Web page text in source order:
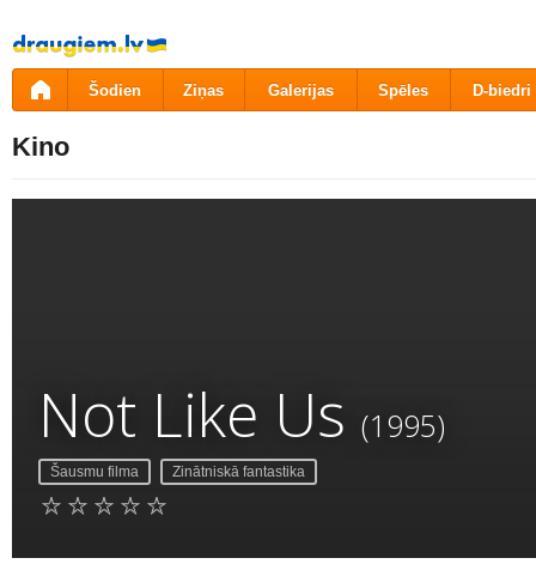
Pāriet
uz
saturu
Šodien Ziņas Galerijas Spēles D-biedri
Kino
Not Like Us (1995)
Šausmu filma Zinātniskā fantastika